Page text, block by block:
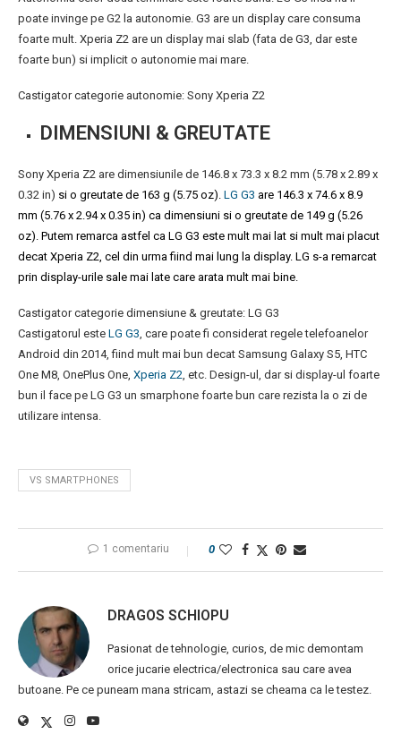
poate invinge pe G2 la autonomie. G3 are un display care consuma
foarte mult. Xperia Z2 are un display mai slab (fata de G3, dar este
foarte bun) si implicit o autonomie mai mare.
Castigator categorie autonomie: Sony Xperia Z2
DIMENSIUNI & GREUTATE
Sony Xperia Z2 are dimensiunile de 146.8 x 73.3 x 8.2 mm (5.78 x 2.89 x
0.32 in) si o greutate de 163 g (5.75 oz). LG G3 are 146.3 x 74.6 x 8.9
mm (5.76 x 2.94 x 0.35 in) ca dimensiuni si o greutate de 149 g (5.26
oz). Putem remarca astfel ca LG G3 este mult mai lat si mult mai placut
decat Xperia Z2, cel din urma fiind mai lung la display. LG s-a remarcat
prin display-urile sale mai late care arata mult mai bine.
Castigator categorie dimensiune & greutate: LG G3
Castigatorul este LG G3 , care poate fi considerat regele telefoanelor
Android din 2014, fiind mult mai bun decat Samsung Galaxy S5, HTC
One M8, OnePlus One, Xperia Z2 , etc. Design-ul, dar si display-ul foarte
bun il face pe LG G3 un smarphone foarte bun care rezista la o zi de
utilizare intensa.
VS SMARTPHONES
1 comentariu 0
DRAGOS SCHIOPU
Pasionat de tehnologie, curios, de mic demontam
orice jucarie electrica/electronica sau care avea
butoane. Pe ce puneam mana stricam, astazi se cheama ca le testez.